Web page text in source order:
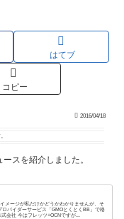
はてブ
コピー
2016/04/18
スを紹介しました。
メージが私だけかどうかわかりませんが、そ
バイダーサービス「GMOとくとくBB」で格
会社 今はフレッツ+OCNですが...